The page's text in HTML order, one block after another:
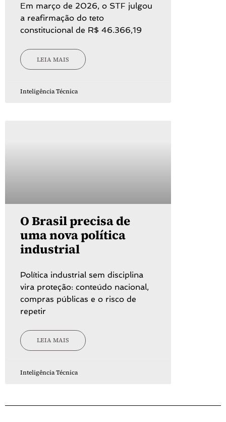
Em março de 2026, o STF julgou
a reafirmação do teto
constitucional de R$ 46.366,19
LEIA MAIS
Inteligência Técnica
O Brasil precisa de
uma nova política
industrial
Política industrial sem disciplina
vira proteção: conteúdo nacional,
compras públicas e o risco de
repetir
LEIA MAIS
Inteligência Técnica